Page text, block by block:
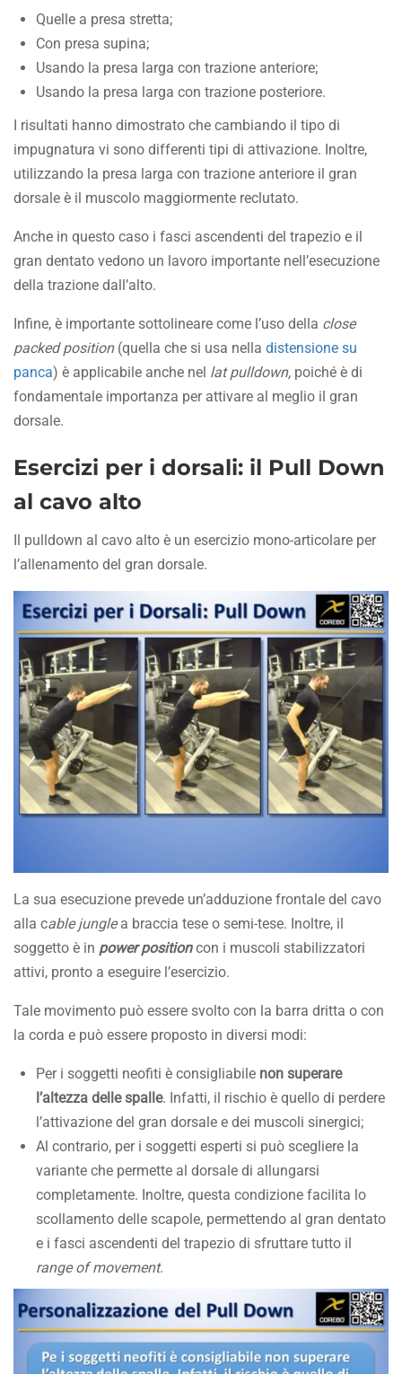
Quelle a presa stretta;
Con presa supina;
Usando la presa larga con trazione anteriore;
Usando la presa larga con trazione posteriore.
I risultati hanno dimostrato che cambiando il tipo di
impugnatura vi sono differenti tipi di attivazione. Inoltre,
utilizzando la presa larga con trazione anteriore il gran
dorsale è il muscolo maggiormente reclutato.
Anche in questo caso i fasci ascendenti del trapezio e il
gran dentato vedono un lavoro importante nell’esecuzione
della trazione dall’alto.
Infine, è importante sottolineare come l’uso della close
packed position (quella che si usa nella distensione su
panca) è applicabile anche nel lat pulldown, poiché è di
fondamentale importanza per attivare al meglio il gran
dorsale.
Esercizi per i dorsali: il Pull Down
al cavo alto
Il pulldown al cavo alto è un esercizio mono-articolare per
l’allenamento del gran dorsale.
La sua esecuzione prevede un’adduzione frontale del cavo
alla cable junglea braccia tese o semi-tese. Inoltre, il
soggetto è in power positioncon i muscoli stabilizzatori
attivi, pronto a eseguire l’esercizio.
Tale movimento può essere svolto con la barra dritta o con
la corda e può essere proposto in diversi modi:
Per i soggetti neofiti è consigliabile non superare
l’altezza delle spalle. Infatti, il rischio è quello di perdere
l’attivazione del gran dorsale e dei muscoli sinergici;
Al contrario, per i soggetti esperti si può scegliere la
variante che permette al dorsale di allungarsi
completamente. Inoltre, questa condizione facilita lo
scollamento delle scapole, permettendo al gran dentato
e i fasci ascendenti del trapezio di sfruttare tutto il
range of movement.